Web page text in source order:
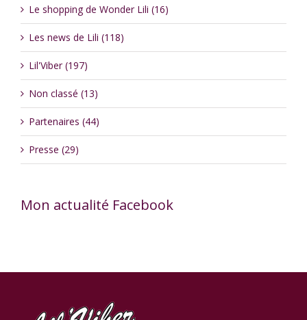
Le shopping de Wonder Lili (16)
Les news de Lili (118)
Lil'Viber (197)
Non classé (13)
Partenaires (44)
Presse (29)
Mon actualité Facebook